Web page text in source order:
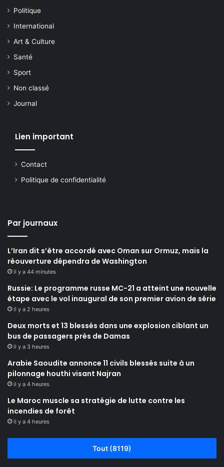
Politique
International
Art & Culture
Santé
Sport
Non classé
Journal
Lien important
Contact
Politique de confidentialité
Par journaux
L’Iran dit s’être accordé avec Oman sur Ormuz, mais la
réouverture dépendra de Washington
il y a 44 minutes
Russie: Le programme russe MC-21 a atteint une nouvelle
étape avec le vol inaugural de son premier avion de série
il y a 2 heures
Deux morts et 13 blessés dans une explosion ciblant un
bus de passagers près de Damas
il y a 3 heures
Arabie Saoudite annonce 11 civils blessés suite à un
pilonnage houthi visant Najran
il y a 4 heures
Le Maroc muscle sa stratégie de lutte contre les
incendies de forêt
il y a 4 heures
Tout (8119)